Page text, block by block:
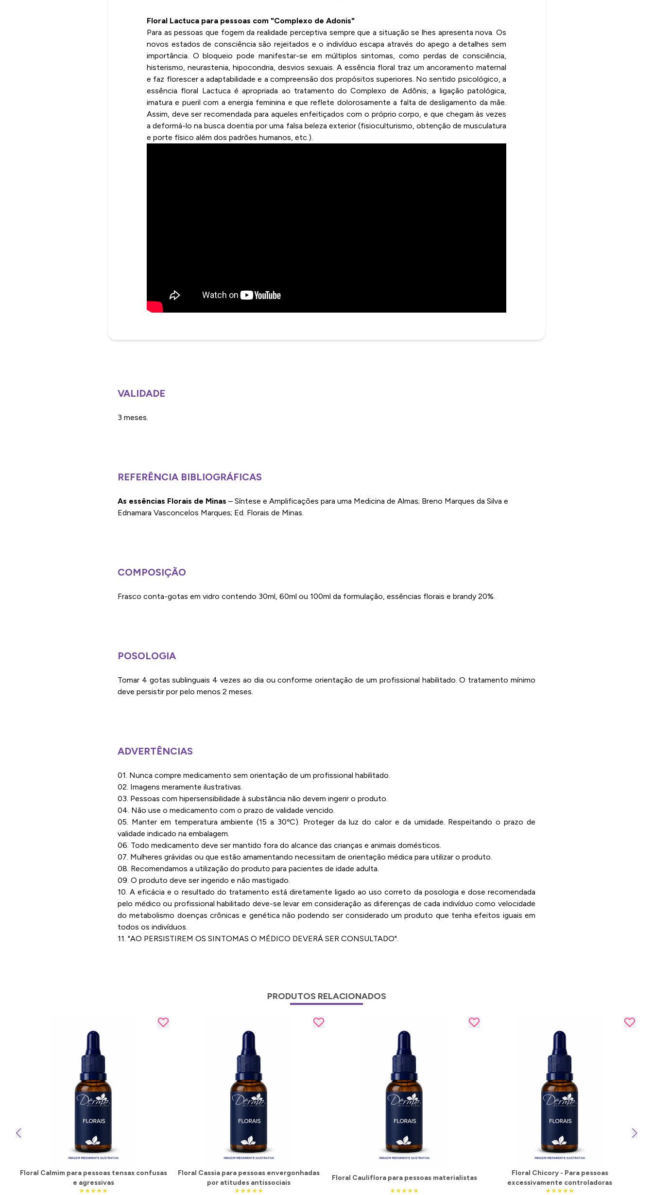
Floral Lactuca para pessoas com "Complexo de Adonis"
Para as pessoas que fogem da realidade perceptiva sempre que a situação se lhes apresenta nova. Os
novos estados de consciência são rejeitados e o indivíduo escapa através do apego a detalhes sem
importância. O bloqueio pode manifestar-se em múltiplos sintomas, como perdas de consciência,
histerismo, neurastenia, hipocondria, desvios sexuais. A essência floral traz um ancoramento maternal
e faz florescer a adaptabilidade e a compreensão dos propósitos superiores. No sentido psicológico, a
essência floral Lactuca é apropriada ao tratamento do Complexo de Adônis, a ligação patológica,
imatura e pueril com a energia feminina e que reflete dolorosamente a falta de desligamento da mãe.
Assim, deve ser recomendada para aqueles enfeitiçados com o próprio corpo, e que chegam às vezes
a deformá-lo na busca doentia por uma falsa beleza exterior (fisioculturismo, obtenção de musculatura
e porte físico além dos padrões humanos, etc.).
VALIDADE
3 meses.
REFERÊNCIA BIBLIOGRÁFICAS
As essências Florais de Minas – Síntese e Amplificações para uma Medicina de Almas; Breno Marques da Silva e
Ednamara Vasconcelos Marques; Ed. Florais de Minas.
COMPOSIÇÃO
Frasco conta-gotas em vidro contendo 30ml, 60ml ou 100ml da formulação, essências florais e brandy 20%.
POSOLOGIA
Tomar 4 gotas sublinguais 4 vezes ao dia ou conforme orientação de um profissional habilitado. O tratamento mínimo
deve persistir por pelo menos 2 meses.
ADVERTÊNCIAS
01. Nunca compre medicamento sem orientação de um profissional habilitado.
02. Imagens meramente ilustrativas.
03. Pessoas com hipersensibilidade à substância não devem ingerir o produto.
04. Não use o medicamento com o prazo de validade vencido.
05. Manter em temperatura ambiente (15 a 30ºC). Proteger da luz do calor e da umidade. Respeitando o prazo de
validade indicado na embalagem.
06. Todo medicamento deve ser mantido fora do alcance das crianças e animais domésticos.
07. Mulheres grávidas ou que estão amamentando necessitam de orientação médica para utilizar o produto.
08. Recomendamos a utilização do produto para pacientes de idade adulta.
09. O produto deve ser ingerido e não mastigado.
10. A eficácia e o resultado do tratamento está diretamente ligado ao uso correto da posologia e dose recomendada
pelo médico ou profissional habilitado deve-se levar em consideração as diferenças de cada indivíduo como velocidade
do metabolismo doenças crônicas e genética não podendo ser considerado um produto que tenha efeitos iguais em
todos os indivíduos.
11. "AO PERSISTIREM OS SINTOMAS O MÉDICO DEVERÁ SER CONSULTADO".
PRODUTOS RELACIONADOS
Floral Calmim para pessoas tensas confusas
e agressivas
Floral Cassia para pessoas envergonhadas
por atitudes antissociais
Floral Cauliflora para pessoas materialistas
Floral Chicory - Para pessoas
excessivamente controladoras